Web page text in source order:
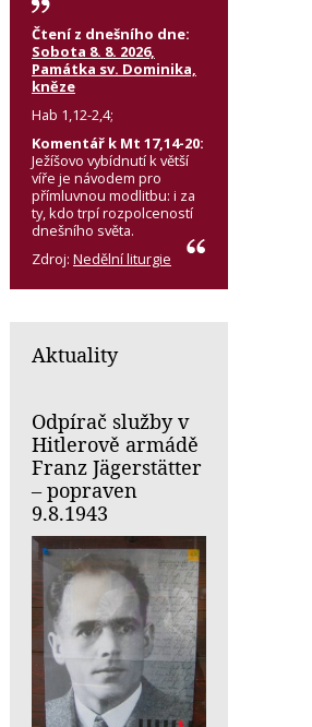
Čtení z dnešního dne:
Sobota 8. 8. 2026,
Památka sv. Dominika,
kněze
Hab 1,12-2,4;
Komentář k Mt 17,14-20:
Ježíšovo vybídnutí k větší
víře je návodem pro
přímluvnou modlitbu: i za
ty, kdo trpí rozpolceností
dnešního světa.
Zdroj: Nedělní liturgie
Aktuality
Odpírač služby v
Hitlerově armádě
Franz Jägerstätter
– popraven
9.8.1943